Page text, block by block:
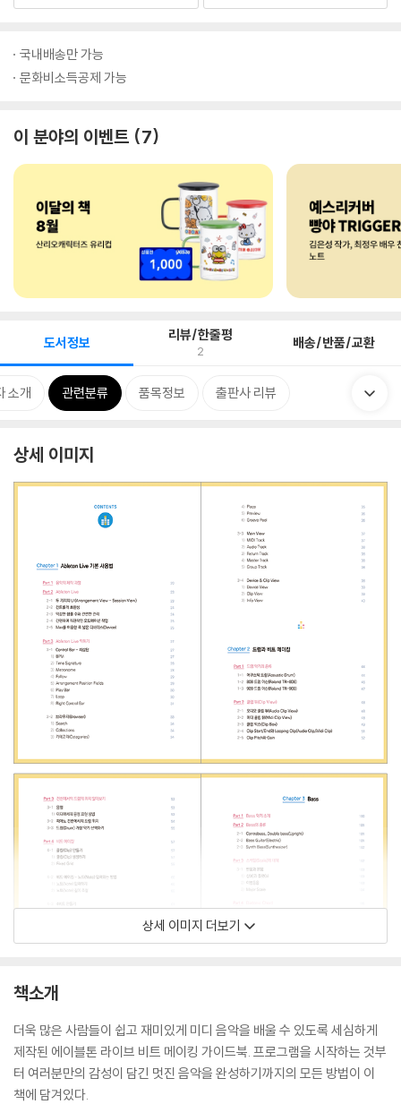
국내배송만 가능
문화비소득공제 가능
이 분야의 이벤트 7
도서정보 리뷰/한줄평
2 배송/반품/교환
소개 관련분류 품목정보 출판사 리뷰
상세 이미지
상세 이미지 더보기
책소개
더욱 많은 사람들이 쉽고 재미있게 미디 음악을 배울 수 있도록 세심하게
제작된 에이블톤 라이브 비트 메이킹 가이드북. 프로그램을 시작하는 것부
터 여러분만의 감성이 담긴 멋진 음악을 완성하기까지의 모든 방법이 이
책에 담겨있다.